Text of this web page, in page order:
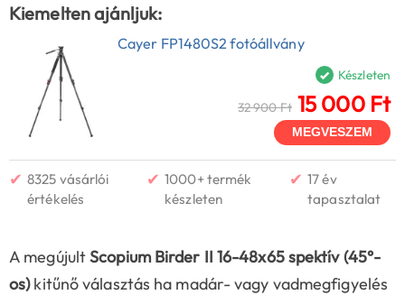
Kiemelten ajánljuk:
Cayer FP1480S2 fotóállvány
Készleten
32 900 Ft 15 000 Ft
MEGVESZEM
✔ 8325 vásárlói
értékelés
✔ 1000+ termék
készleten
✔ 17 év
tapasztalat
A megújultScopium Birder II 16-48x65 spektív (45°-
os)kitűnő választás ha madár- vagy vadmegfigyelés